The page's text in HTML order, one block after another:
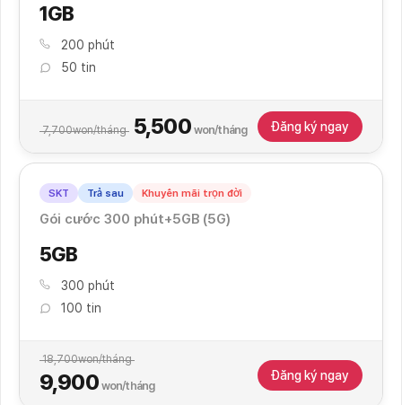
1GB
200 phút
50 tin
7,700won/tháng 5,500 won/tháng Đăng ký ngay
SKT Trả sau Khuyến mãi trọn đời
Gói cước 300 phút+5GB (5G)
5GB
300 phút
100 tin
18,700won/tháng
9,900 won/tháng
Đăng ký ngay